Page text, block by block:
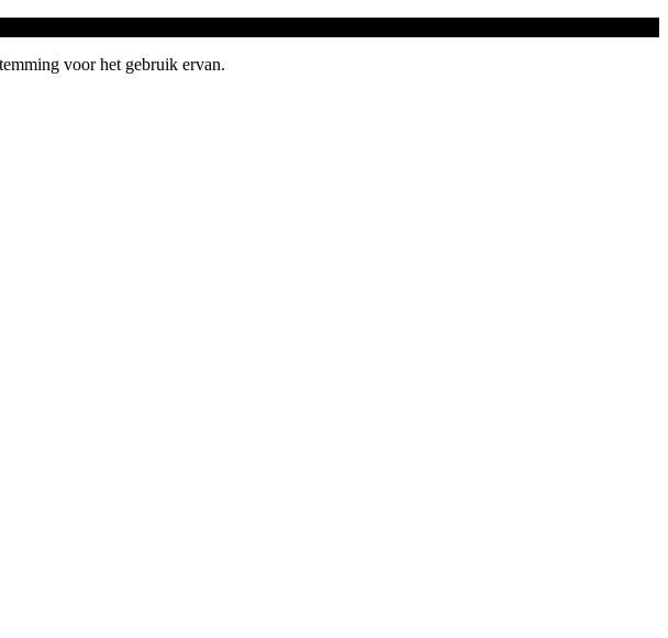
voor het gebruik ervan.